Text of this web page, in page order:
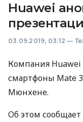
Huawei
03.09.2019, 03:12 —
Компания Huawei
смартфоны Mate
Мюнхене.
Об этом сообщает